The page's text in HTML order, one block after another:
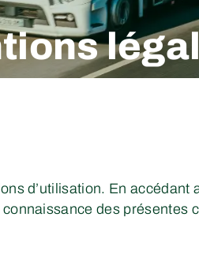
d’utilisation. En
des présentes